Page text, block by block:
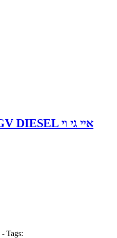
קסדת 3/4 לאופנוע AGV DIESEL איי גי וי
- Tags: